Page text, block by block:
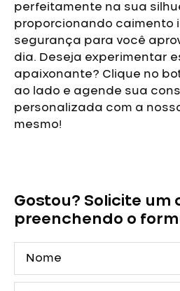
perfeitamente na sua
proporcionando caimento
segurança para você
dia. Deseja experimentar
apaixonante? Clique no
ao lado e agende sua
personalizada com a
mesmo!
Vermelho
em
com
Fenda
quantidade
Gostou? Solicite um
preenchendo o